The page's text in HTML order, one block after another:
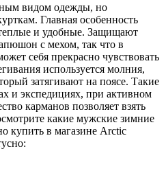
видом одежды, но
Главная особенность
и удобные. Защищают
с мехом, так что в
себя прекрасно чувствовать
используется молния,
затягивают на поясе. Такие
и экспедициях, при активном
карманов позволяет взять
какие мужские зимние
купить в магазине Аrctic